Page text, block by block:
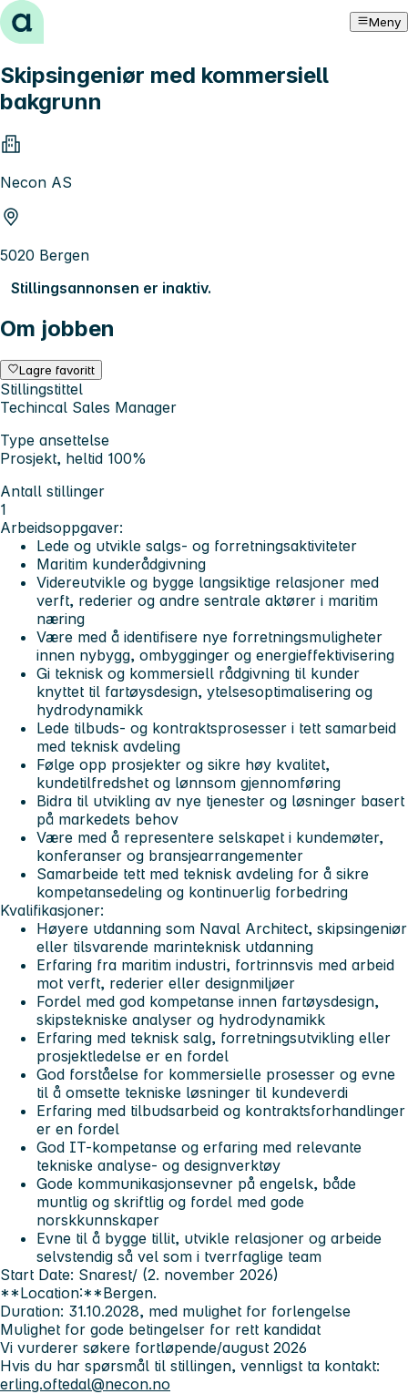
Hopp til innhold Meny
Skipsingeniør med kommersiell
bakgrunn
Necon AS
5020 Bergen
Stillingsannonsen er inaktiv.
Om jobben
Lagre favoritt
Stillingstittel
Techincal Sales Manager
Type ansettelse
Prosjekt, heltid 100%
Antall stillinger
1
Arbeidsoppgaver:
Lede og utvikle salgs- og forretningsaktiviteter
Maritim kunderådgivning
Videreutvikle og bygge langsiktige relasjoner med
verft, rederier og andre sentrale aktører i maritim
næring
Være med å identifisere nye forretningsmuligheter
innen nybygg, ombygginger og energieffektivisering
Gi teknisk og kommersiell rådgivning til kunder
knyttet til fartøysdesign, ytelsesoptimalisering og
hydrodynamikk
Lede tilbuds- og kontraktsprosesser i tett samarbeid
med teknisk avdeling
Følge opp prosjekter og sikre høy kvalitet,
kundetilfredshet og lønnsom gjennomføring
Bidra til utvikling av nye tjenester og løsninger basert
på markedets behov
Være med å representere selskapet i kundemøter,
konferanser og bransjearrangementer
Samarbeide tett med teknisk avdeling for å sikre
kompetansedeling og kontinuerlig forbedring
Kvalifikasjoner:
Høyere utdanning som Naval Architect, skipsingeniør
eller tilsvarende marinteknisk utdanning
Erfaring fra maritim industri, fortrinnsvis med arbeid
mot verft, rederier eller designmiljøer
Fordel med god kompetanse innen fartøysdesign,
skipstekniske analyser og hydrodynamikk
Erfaring med teknisk salg, forretningsutvikling eller
prosjektledelse er en fordel
God forståelse for kommersielle prosesser og evne
til å omsette tekniske løsninger til kundeverdi
Erfaring med tilbudsarbeid og kontraktsforhandlinger
er en fordel
God IT-kompetanse og erfaring med relevante
tekniske analyse- og designverktøy
Gode kommunikasjonsevner på engelsk, både
muntlig og skriftlig og fordel med gode
norskkunnskaper
Evne til å bygge tillit, utvikle relasjoner og arbeide
selvstendig så vel som i tverrfaglige team
Start Date: Snarest/ (2. november 2026)
**Location:**Bergen.
Duration: 31.10.2028, med mulighet for forlengelse
Mulighet for gode betingelser for rett kandidat
Vi vurderer søkere fortløpende/august 2026
Hvis du har spørsmål til stillingen, vennligst ta kontakt:
erling.oftedal@necon.no